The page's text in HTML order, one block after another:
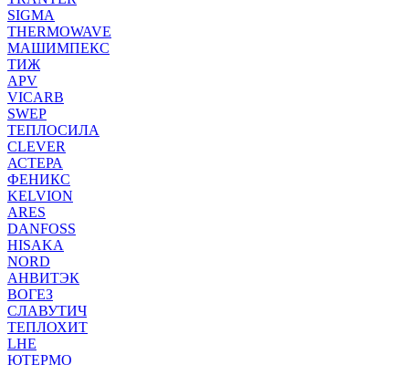
SIGMA
THERMOWAVE
МАШИМПЕКС
ТИЖ
APV
VICARB
SWEP
ТЕПЛОСИЛА
CLEVER
АСТЕРА
ФЕНИКС
KELVION
ARES
DANFOSS
HISAKA
NORD
АНВИТЭК
ВОГЕЗ
СЛАВУТИЧ
ТЕПЛОХИТ
LHE
ЮТЕРМО